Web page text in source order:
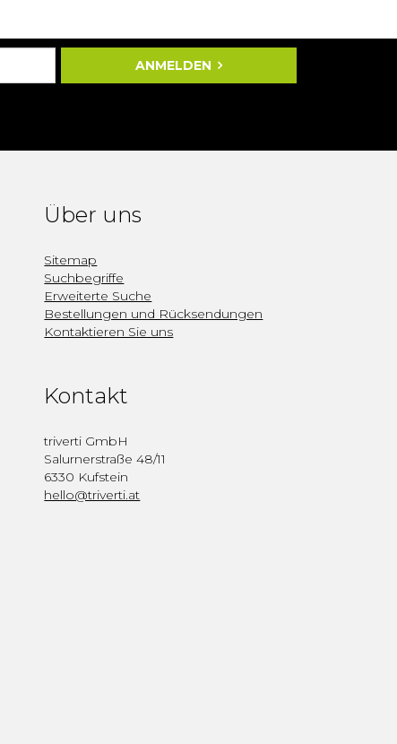
ANMELDEN
Über uns
Sitemap
Suchbegriffe
Erweiterte Suche
Bestellungen und Rücksendungen
Kontaktieren Sie uns
Kontakt
triverti GmbH
Salurnerstraße 48/11
6330 Kufstein
hello@triverti.at